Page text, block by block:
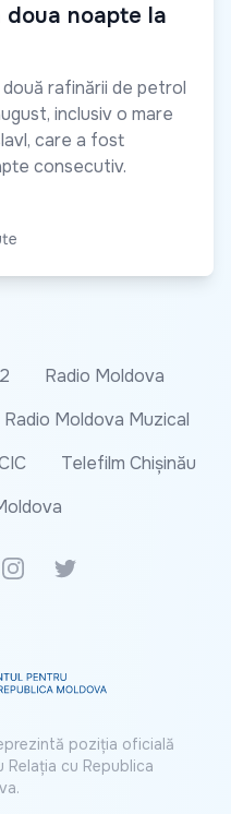
noapte la
rafinării de petrol
inclusiv o mare
care a fost
consecutiv.
Radio Moldova
Radio Moldova Muzical
Telefilm Chișinău
InstagramTwitter
poziția oficială
cu Republica